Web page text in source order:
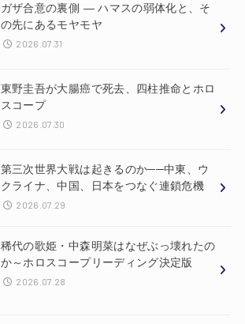
ガザ合意の裏側 ― ハマスの弱体化と、そ
の先にあるモヤモヤ
2026.07.31
東野圭吾が大腸癌で死去、四柱推命とホロ
スコープ
2026.07.30
第三次世界大戦は起きるのか──中東、ウ
クライナ、中国、日本をつなぐ連鎖危機
2026.07.29
稀代の歌姫・中森明菜はなぜぶっ壊れたの
か～ホロスコープリーディング決定版
2026.07.28